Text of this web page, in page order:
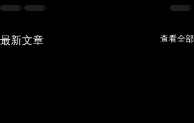
最新文章 查看全部